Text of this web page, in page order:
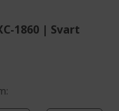
1860 | Svart